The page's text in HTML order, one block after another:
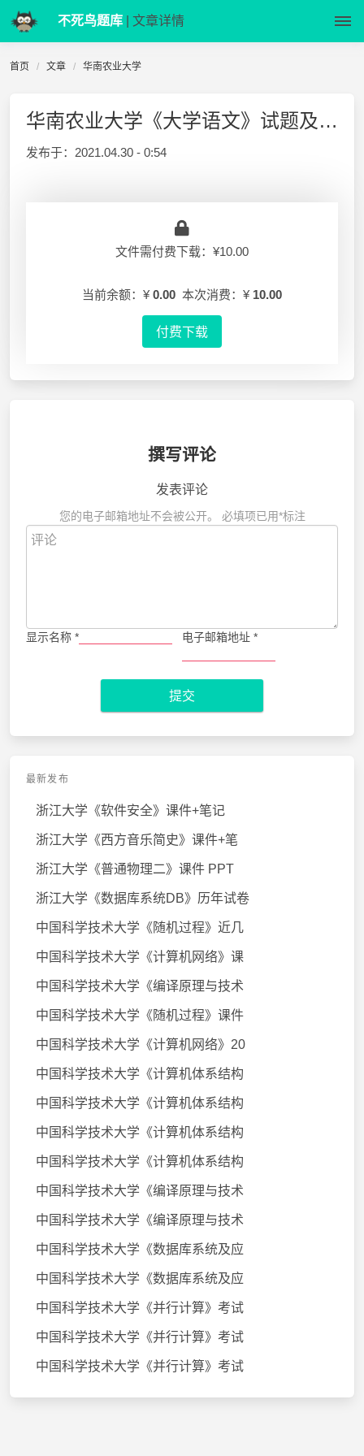
不死鸟题库 | 文章详情
首页 文章 华南农业大学
华南农业大学《大学语文》试题及答案
发布于： 2021.04.30 - 0:54
文件需付费下载：¥10.00
当前余额：¥ 0.00 本次消费：¥ 10.00
付费下载
撰写评论
发表评论
您的电子邮箱地址不会被公开。 必填项已用*标注
显示名称 * 电子邮箱地址 *
提交
最新发布
浙江大学《软件安全》课件+笔记
浙江大学《西方音乐简史》课件+笔
浙江大学《普通物理二》课件 PPT
浙江大学《数据库系统DB》历年试卷
中国科学技术大学《随机过程》近几
中国科学技术大学《计算机网络》课
中国科学技术大学《编译原理与技术
中国科学技术大学《随机过程》课件
中国科学技术大学《计算机网络》20
中国科学技术大学《计算机体系结构
中国科学技术大学《计算机体系结构
中国科学技术大学《计算机体系结构
中国科学技术大学《计算机体系结构
中国科学技术大学《编译原理与技术
中国科学技术大学《编译原理与技术
中国科学技术大学《数据库系统及应
中国科学技术大学《数据库系统及应
中国科学技术大学《并行计算》考试
中国科学技术大学《并行计算》考试
中国科学技术大学《并行计算》考试